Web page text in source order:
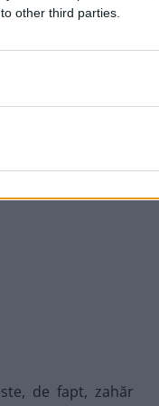
other third parties.
de fapt, zahăr